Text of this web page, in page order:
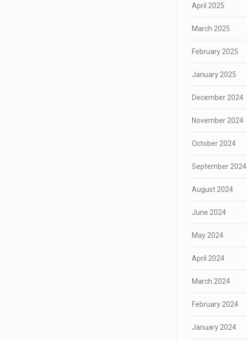
April 2025
March 2025
February 2025
January 2025
December 2024
November 2024
October 2024
September 2024
August 2024
June 2024
May 2024
April 2024
March 2024
February 2024
January 2024